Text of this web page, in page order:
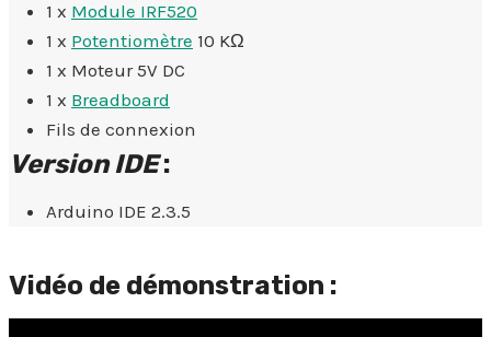
1 x Module IRF520
1 x Potentiomètre 10 KΩ
1 x Moteur 5V DC
1 x Breadboard
Fils de connexion
Version IDE:
Arduino IDE 2.3.5
Vidéo de démonstration :